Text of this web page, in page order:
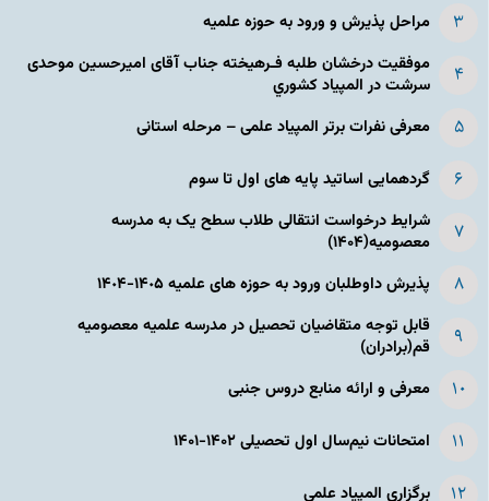
مراحل پذیرش و ورود به حوزه علمیه
موفقیت درخشان طلبه فـرهیخته جناب آقای امیرحسین موحدی
سرشت در المپياد كشوري
معرفی نفرات برتر المپیاد علمی – مرحله استانی
گردهمایی اساتید پایه های اول تا سوم
شرایط درخواست انتقالی طلاب سطح یک به مدرسه
معصومیه(۱۴۰۴)
پذیرش داوطلبان ورود به حوزه های علمیه ١۴٠۵-١۴٠۴
قابل توجه متقاضیان تحصیل در مدرسه علمیه معصومیه
قم(برادران)
معرفی و ارائه منابع دروس جنبی
امتحانات نیم‌سال اول تحصیلی ۱۴۰۲-۱۴۰۱
برگزاری المپیاد علمی